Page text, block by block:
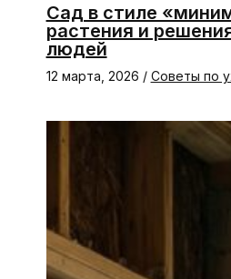
Сад в стиле
растения и
людей
12 марта, 2026 / Советы по